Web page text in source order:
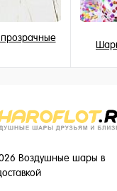
Воздушные шары в